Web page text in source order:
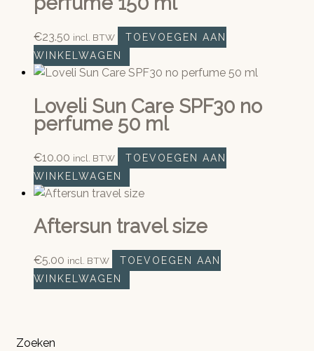
€23.50 incl. BTW
TOEVOEGEN AAN
WINKELWAGEN
Loveli Sun Care SPF30 no
perfume 50 ml
€10.00 incl. BTW
TOEVOEGEN AAN
WINKELWAGEN
Aftersun travel size
€5.00 incl. BTW
TOEVOEGEN AAN
WINKELWAGEN
Zoeken